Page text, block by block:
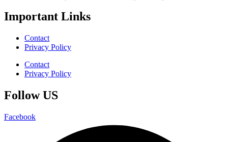
Important Links
Contact
Privacy Policy
Contact
Privacy Policy
Follow US
Facebook